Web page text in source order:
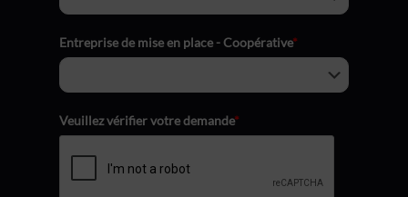
Entreprise de mise en place - Coopérative*
Veuillez vérifier votre demande*